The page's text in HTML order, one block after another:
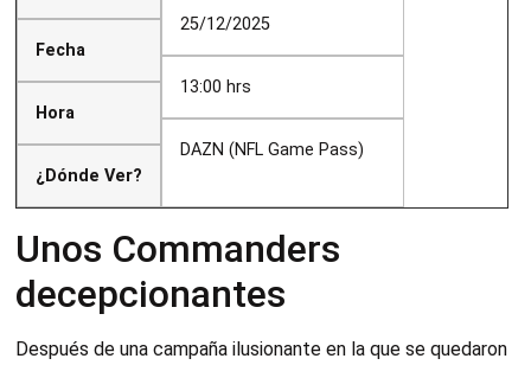
Fecha
Hora
¿Dónde Ver?
25/12/2025
13:00 hrs
DAZN (NFL Game Pass)
Unos Commanders
decepcionantes
Después de una campaña ilusionante en la que se quedaron